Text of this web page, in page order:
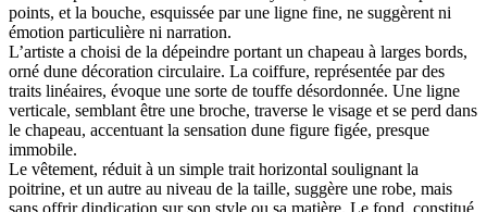
points, et la bouche, esquissée par une ligne fine, ne suggèrent ni
émotion particulière ni narration.
L’artiste a choisi de la dépeindre portant un chapeau à larges bords,
orné dune décoration circulaire. La coiffure, représentée par des
traits linéaires, évoque une sorte de touffe désordonnée. Une ligne
verticale, semblant être une broche, traverse le visage et se perd dans
le chapeau, accentuant la sensation dune figure figée, presque
immobile.
Le vêtement, réduit à un simple trait horizontal soulignant la
poitrine, et un autre au niveau de la taille, suggère une robe, mais
sans offrir dindication sur son style ou sa matière. Le fond, constitué